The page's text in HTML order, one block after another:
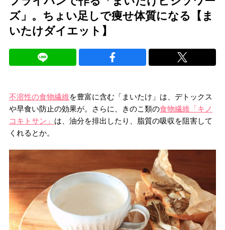
ズ」。ちょい足しで痩せ体質になる【ま
いたけダイエット】
不溶性の食物繊維を豊富に含む「まいたけ」は、デトックス
や早食い防止の効果が。さらに、きのこ類の食物繊維「キノ
コキトサン」 は、油分を排出したり、脂質の吸収を阻害して
くれるとか。